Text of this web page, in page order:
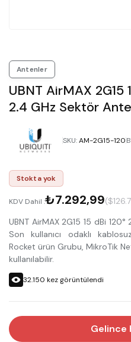
Antenler
UBNT AirMAX 2G15
2.4 GHz Sektör
SKU:AM-2G15-120
Stokta yok
KDV Dahil :₺7.292,99
UBNT AirMAX 2G15 15 dBi
Son kullanıcı odaklı
Rocket ürün Grubu, MikroTik
kullanılabilir.
32.150 kez görüntülendi
Gelince